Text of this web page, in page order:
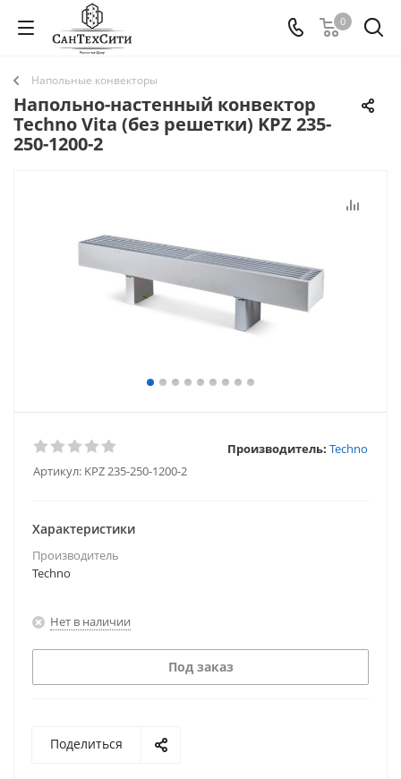
0
Напольные конвекторы
Напольно-настенный конвектор
Techno Vita (без решетки) KPZ 235-
250-1200-2
Артикул: KPZ 235-250-1200-2
Производитель: Techno
Характеристики
Производитель
Techno
Нет в наличии
Под заказ
Поделиться